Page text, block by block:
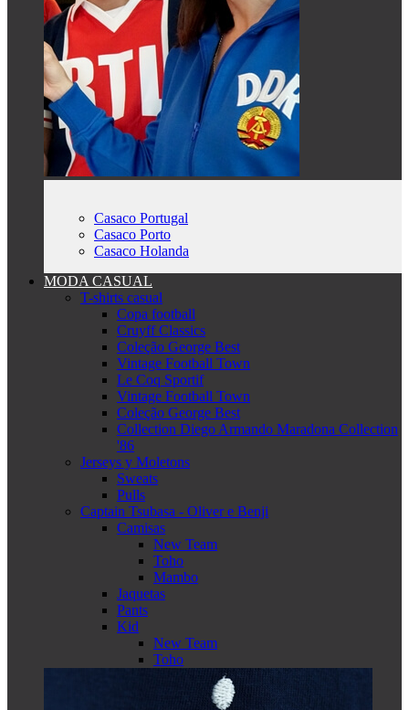
Casaco Portugal
Casaco Porto
Casaco Holanda
MODA CASUAL
T-shirts casual
Copa football
Cruyff Classics
Coleção George Best
Vintage Football Town
Le Coq Sportif
Vintage Football Town
Coleção George Best
Collection Diego Armando Maradona Collection
'86
Jerseys y Moletons
Sweats
Pulls
Captain Tsubasa - Oliver e Benji
Camisas
New Team
Toho
Mambo
Jaquetas
Pants
Kid
New Team
Toho